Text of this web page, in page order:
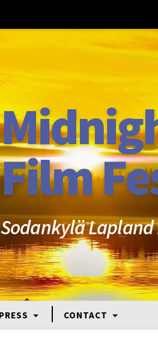
Film
Sodankylä
PRESS CONTACT